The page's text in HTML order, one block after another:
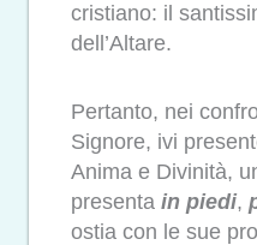
cristiano: il
dell’Altare.
Pertanto, nei
Signore, ivi
Anima e Divinità,
presenta in piedi,
ostia con le sue